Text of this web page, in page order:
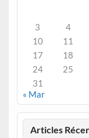
3
4
10
11
17
18
24
25
31
« Mar
Articles